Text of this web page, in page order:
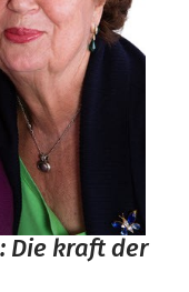
Die kraft der